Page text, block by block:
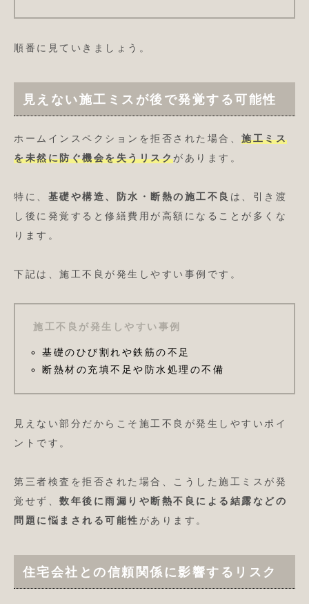
順番に見ていきましょう。
見えない施工ミスが後で発覚する可能性
ホームインスペクションを拒否された場合、 施工ミス
を未然に防ぐ機会を失うリスクがあります。
特に、 基礎や構造、防水・断熱の施工不良 は、引き渡
し後に発覚すると修繕費用が高額になることが多くな
ります。
下記は、施工不良が発生しやすい事例です。
施工不良が発生しやすい事例
基礎のひび割れや鉄筋の不足
断熱材の充填不足や防水処理の不備
見えない部分だからこそ施工不良が発生しやすいポイ
ントです。
第三者検査を拒否された場合、こうした施工ミスが発
覚せず、 数年後に雨漏りや断熱不良による結露などの
問題に悩まされる可能性 があります。
住宅会社との信頼関係に影響するリスク